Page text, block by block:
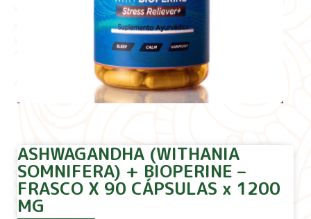
ASHWAGANDHA (WITHANIA
SOMNIFERA) + BIOPERINE –
FRASCO X 90 CÁPSULAS x 1200
MG